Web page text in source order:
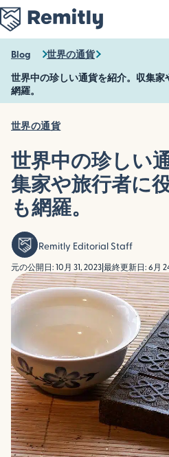
Skip
to
main
content
Blog 世界の通貨
世界中の珍しい通貨を紹介。収集
網羅。
世界の通貨
世界中の珍しい
集家や旅行者に
も網羅。
Remitly Editorial Staff
元の公開日: 10月 31, 2023 最終更新日: 6月